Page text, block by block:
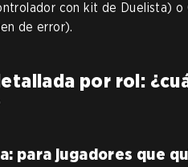
con kit de Duelista)
de error).
por rol:
para jugadores que